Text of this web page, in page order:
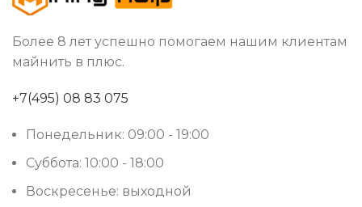
Более 8 лет успешно помогаем нашим клиентам
майнить в плюс.
+7(495) 08 83 075
Понедельник: 09:00 - 19:00
Суббота: 10:00 - 18:00
Воскресенье: выходной